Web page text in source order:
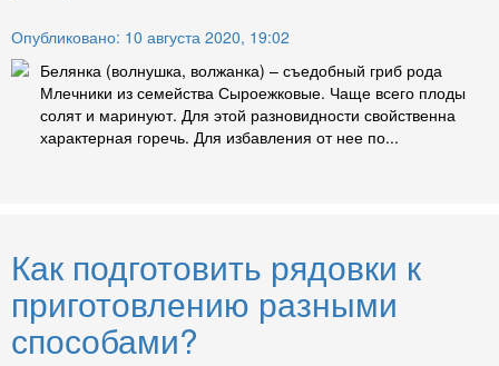
Опубликовано: 10 августа 2020, 19:02
Белянка (волнушка, волжанка) – съедобный гриб рода
Млечники из семейства Сыроежковые. Чаще всего плоды
солят и маринуют. Для этой разновидности свойственна
характерная горечь. Для избавления от нее по...
Как подготовить рядовки к
приготовлению разными
способами?